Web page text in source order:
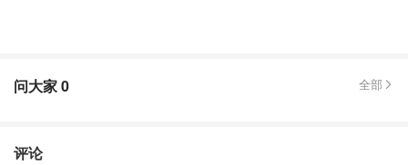
问大家0 全部
评论